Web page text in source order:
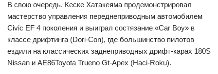
В свою очередь, Кеске Хатакеяма продемонстрировал
мастерство управления переднеприводным автомобилем
Civic EF 4 поколения и выиграл состязание «Car Boy» в
классе дрифтинга (Dori-Con), где большинство пилотов
ездили на классических заднеприводных дрифт-карах 180S
Nissan и AE86Toyota Trueno Gt-Apex (Haci-Roku).